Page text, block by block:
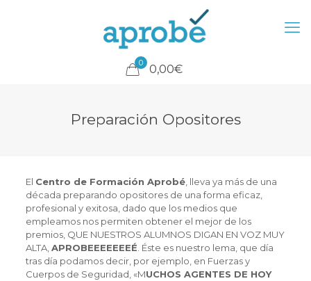
0 0,00€
Preparación Opositores
El Centro de Formación Aprobé, lleva ya más de una
década preparando opositores de una forma eficaz,
profesional y exitosa, dado que los medios que
empleamos nos permiten obtener el mejor de los
premios, QUE NUESTROS ALUMNOS DIGAN EN VOZ MUY
ALTA, APROBEEEEEEEÉ . Éste es nuestro lema, que día
tras día podamos decir, por ejemplo, en Fuerzas y
Cuerpos de Seguridad, «MUCHOS AGENTES DE HOY